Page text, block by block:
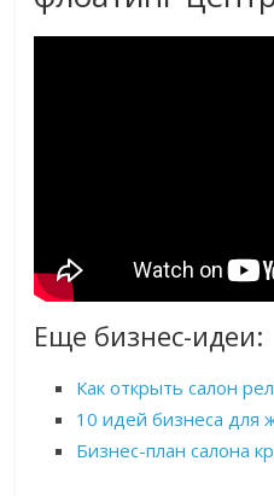
Еще бизнес-идеи:
Как открыть салон
10 идей бизнеса для
Бизнес-план салона